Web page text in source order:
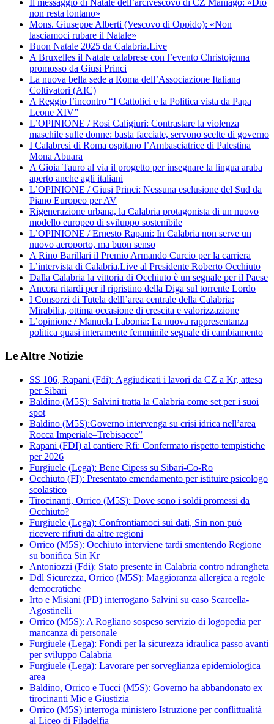
non resta lontano»
Mons. Giuseppe Alberti (Vescovo di Oppido): «Non
lasciamoci rubare il Natale»
Buon Natale 2025 da Calabria.Live
A Bruxelles il Natale calabrese con l’evento Christojenna
promosso da Giusi Princi
La nuova bella sede a Roma dell’Associazione Italiana
Coltivatori (AIC)
A Reggio l’incontro “I Cattolici e la Politica vista da Papa
Leone XIV”
L’OPINIONE / Rosi Caligiuri: Contrastare la violenza
maschile sulle donne: basta facciate, servono scelte di governo
I Calabresi di Roma ospitano l’Ambasciatrice di Palestina
Mona Abuara
A Gioia Tauro al via il progetto per insegnare la lingua araba
aperto anche agli italiani
L’OPINIONE / Giusi Princi: Nessuna esclusione del Sud da
Piano Europeo per AV
Rigenerazione urbana, la Calabria protagonista di un nuovo
modello europeo di sviluppo sostenibile
L’OPINIONE / Ernesto Rapani: In Calabria non serve un
nuovo aeroporto, ma buon senso
A Rino Barillari il Premio Armando Curcio per la carriera
L’intervista di Calabria.Live al Presidente Roberto Occhiuto
Dalla Calabria la vittoria di Occhiuto è un segnale per il Paese
Ancora ritardi per il ripristino della Diga sul torrente Lordo
I Consorzi di Tutela delll’area centrale della Calabria:
Mirabilia, ottima occasione di crescita e valorizzazione
L’opinione / Manuela Labonia: La nuova rappresentanza
politica quasi interamente femminile segnale di cambiamento
Le Altre Notizie
SS 106, Rapani (Fdi): Aggiudicati i lavori da CZ a Kr, attesa
per Sibari
Baldino (M5S): Salvini tratta la Calabria come set per i suoi
spot
Baldino (M5S):Governo intervenga su crisi idrica nell’area
Rocca Imperiale–Trebisacce”
Rapani (FDI) al cantiere Rfi: Confermato rispetto tempistiche
per 2026
Furgiuele (Lega): Bene Cipess su Sibari-Co-Ro
Occhiuto (FI): Presentato emendamento per istituire psicologo
scolastico
Tirocinanti, Orrico (M5S): Dove sono i soldi promessi da
Occhiuto?
Furgiuele (Lega): Confrontiamoci sui dati, Sin non può
ricevere rifiuti da altre regioni
Orrico (M5S): Occhiuto interviene tardi smentendo Regione
su bonifica Sin Kr
Antoniozzi (Fdi): Stato presente in Calabria contro ndrangheta
Ddl Sicurezza, Orrico (M5S): Maggioranza allergica a regole
democratiche
Irto e Misiani (PD) interrogano Salvini su caso Scarcella-
Agostinelli
Orrico (M5S): A Rogliano sospeso servizio di logopedia per
mancanza di personale
Furgiuele (Lega): Fondi per la sicurezza idraulica passo avanti
per sviluppo Calabria
Furgiuele (Lega): Lavorare per sorveglianza epidemiologica
area
Baldino, Orrico e Tucci (M5S): Governo ha abbandonato ex
tirocinanti Mic e Giustizia
Orrico (M5S) interroga ministero Istruzione per conflittualità
al Liceo di Filadelfia